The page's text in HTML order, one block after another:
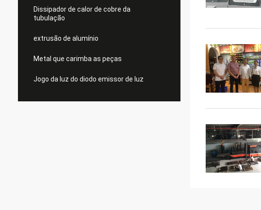
Dissipador de calor de cobre da
tubulação
extrusão de alumínio
Metal que carimba as peças
Jogo da luz do diodo emissor de luz